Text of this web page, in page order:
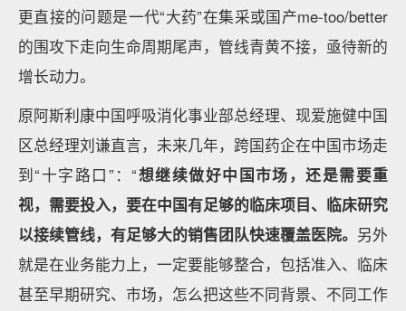
更直接的问题是一代“大药”在集采或国产me-too/better
的围攻下走向生命周期尾声，管线青黄不接，亟待新的
增长动力。
原阿斯利康中国呼吸消化事业部总经理、现爱施健中国
区总经理刘谦直言，未来几年，跨国药企在中国市场走
到“十字路口”：“想继续做好中国市场，还是需要重
视，需要投入，要在中国有足够的临床项目、临床研究
以接续管线，有足够大的销售团队快速覆盖医院。 另外
就是在业务能力上，一定要能够整合，包括准入、临床
甚至早期研究、市场，怎么把这些不同背景、不同工作